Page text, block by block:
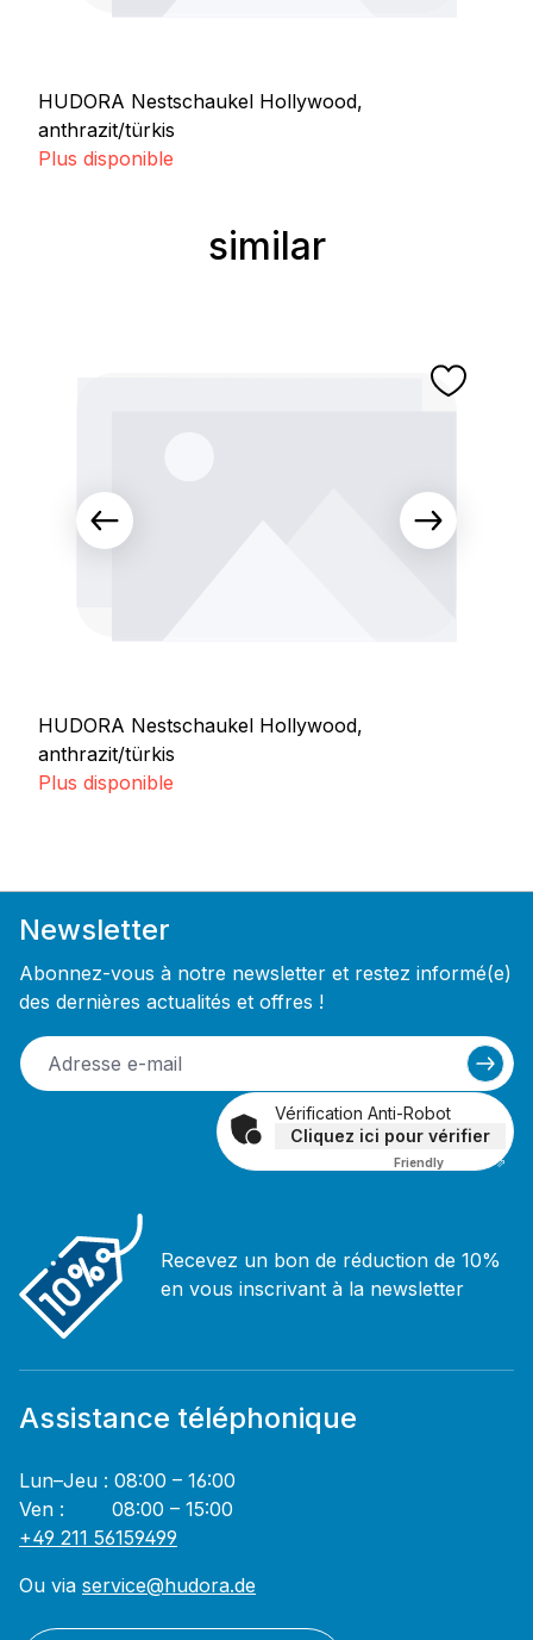
HUDORA Nestschaukel Hollywood,
anthrazit/türkis
Plus disponible
Ignorer la galerie de produits
similar
HUDORA Nestschaukel Hollywood,
anthrazit/türkis
Plus disponible
Newsletter
Abonnez-vous à notre newsletter et restez informé(e)
des dernières actualités et offres !
Vérification Anti-Robot
Cliquez ici pour vérifier
Friendly Captcha ⇗
Recevez un bon de réduction de 10%
en vous inscrivant à la newsletter
Assistance téléphonique
Lun–Jeu : 08:00 – 16:00
Ven : 08:00 – 15:00
+49 211 56159499
Ou via service@hudora.de